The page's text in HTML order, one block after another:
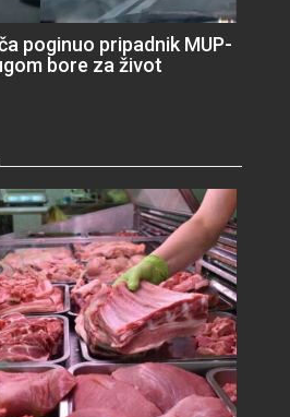
poginuo pripadnik MUP-
bore za život